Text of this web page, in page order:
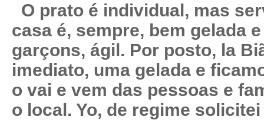
O prato é individual, mas
casa é, sempre, bem gelada
garçons, ágil. Por posto, la
imediato, uma gelada e
o vai e vem das pessoas e
o local. Yo, de regime